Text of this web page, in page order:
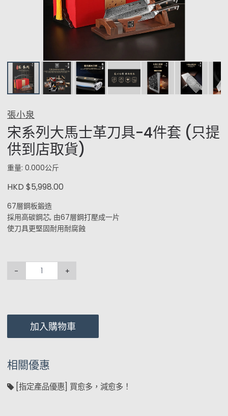
張小泉
宋系列大馬士革刀具-4件套 (只提
供到店取貨)
重量: 0.000公斤
HKD $5,998.00
67層鋼板鍛造
採用高碳鋼芯, 由67層鋼打壓成一片
使刀具更堅固耐用耐腐蝕
- +
加入購物車
相關優惠
[指定產品優惠] 買愈多，減愈多！